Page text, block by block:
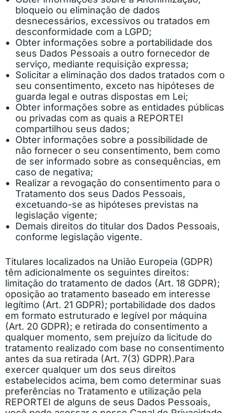
bloqueio ou eliminação de dados
desnecessários, excessivos ou tratados em
desconformidade com a LGPD;
Obter informações sobre a portabilidade dos
seus Dados Pessoais a outro fornecedor de
serviço, mediante requisição expressa;
Solicitar a eliminação dos dados tratados com o
seu consentimento, exceto nas hipóteses de
guarda legal e outras dispostas em Lei;
Obter informações sobre as entidades públicas
ou privadas com as quais a REPORTEI
compartilhou seus dados;
Obter informações sobre a possibilidade de
não fornecer o seu consentimento, bem como
de ser informado sobre as consequências, em
caso de negativa;
Realizar a revogação do consentimento para o
Tratamento dos seus Dados Pessoais,
excetuando-se as hipóteses previstas na
legislação vigente;
Demais direitos do titular dos Dados Pessoais,
conforme legislação vigente.
Titulares localizados na União Europeia (GDPR)
têm adicionalmente os seguintes direitos:
limitação do tratamento de dados (Art. 18 GDPR);
oposição ao tratamento baseado em interesse
legítimo (Art. 21 GDPR); portabilidade dos dados
em formato estruturado e legível por máquina
(Art. 20 GDPR); e retirada do consentimento a
qualquer momento, sem prejuízo da licitude do
tratamento realizado com base no consentimento
antes da sua retirada (Art. 7(3) GDPR).Para
exercer qualquer um dos seus direitos
estabelecidos acima, bem como determinar suas
preferências no Tratamento e utilização pela
REPORTEI de alguns de seus Dados Pessoais,